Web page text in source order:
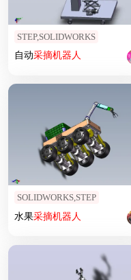
STEP,SOLIDWORKS
自动采摘机器人
SOLIDWORKS,STEP
水果采摘机器人